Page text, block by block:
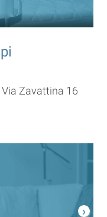
Via Zavattina 16